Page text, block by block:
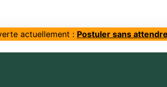
actuellement : Postuler sans